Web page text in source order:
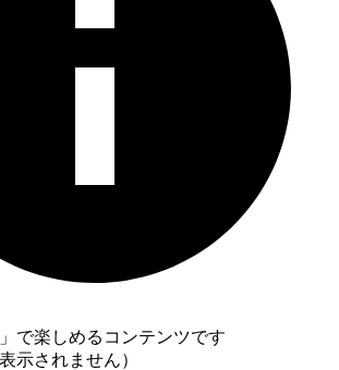
で楽しめるコンテンツです
示されません）